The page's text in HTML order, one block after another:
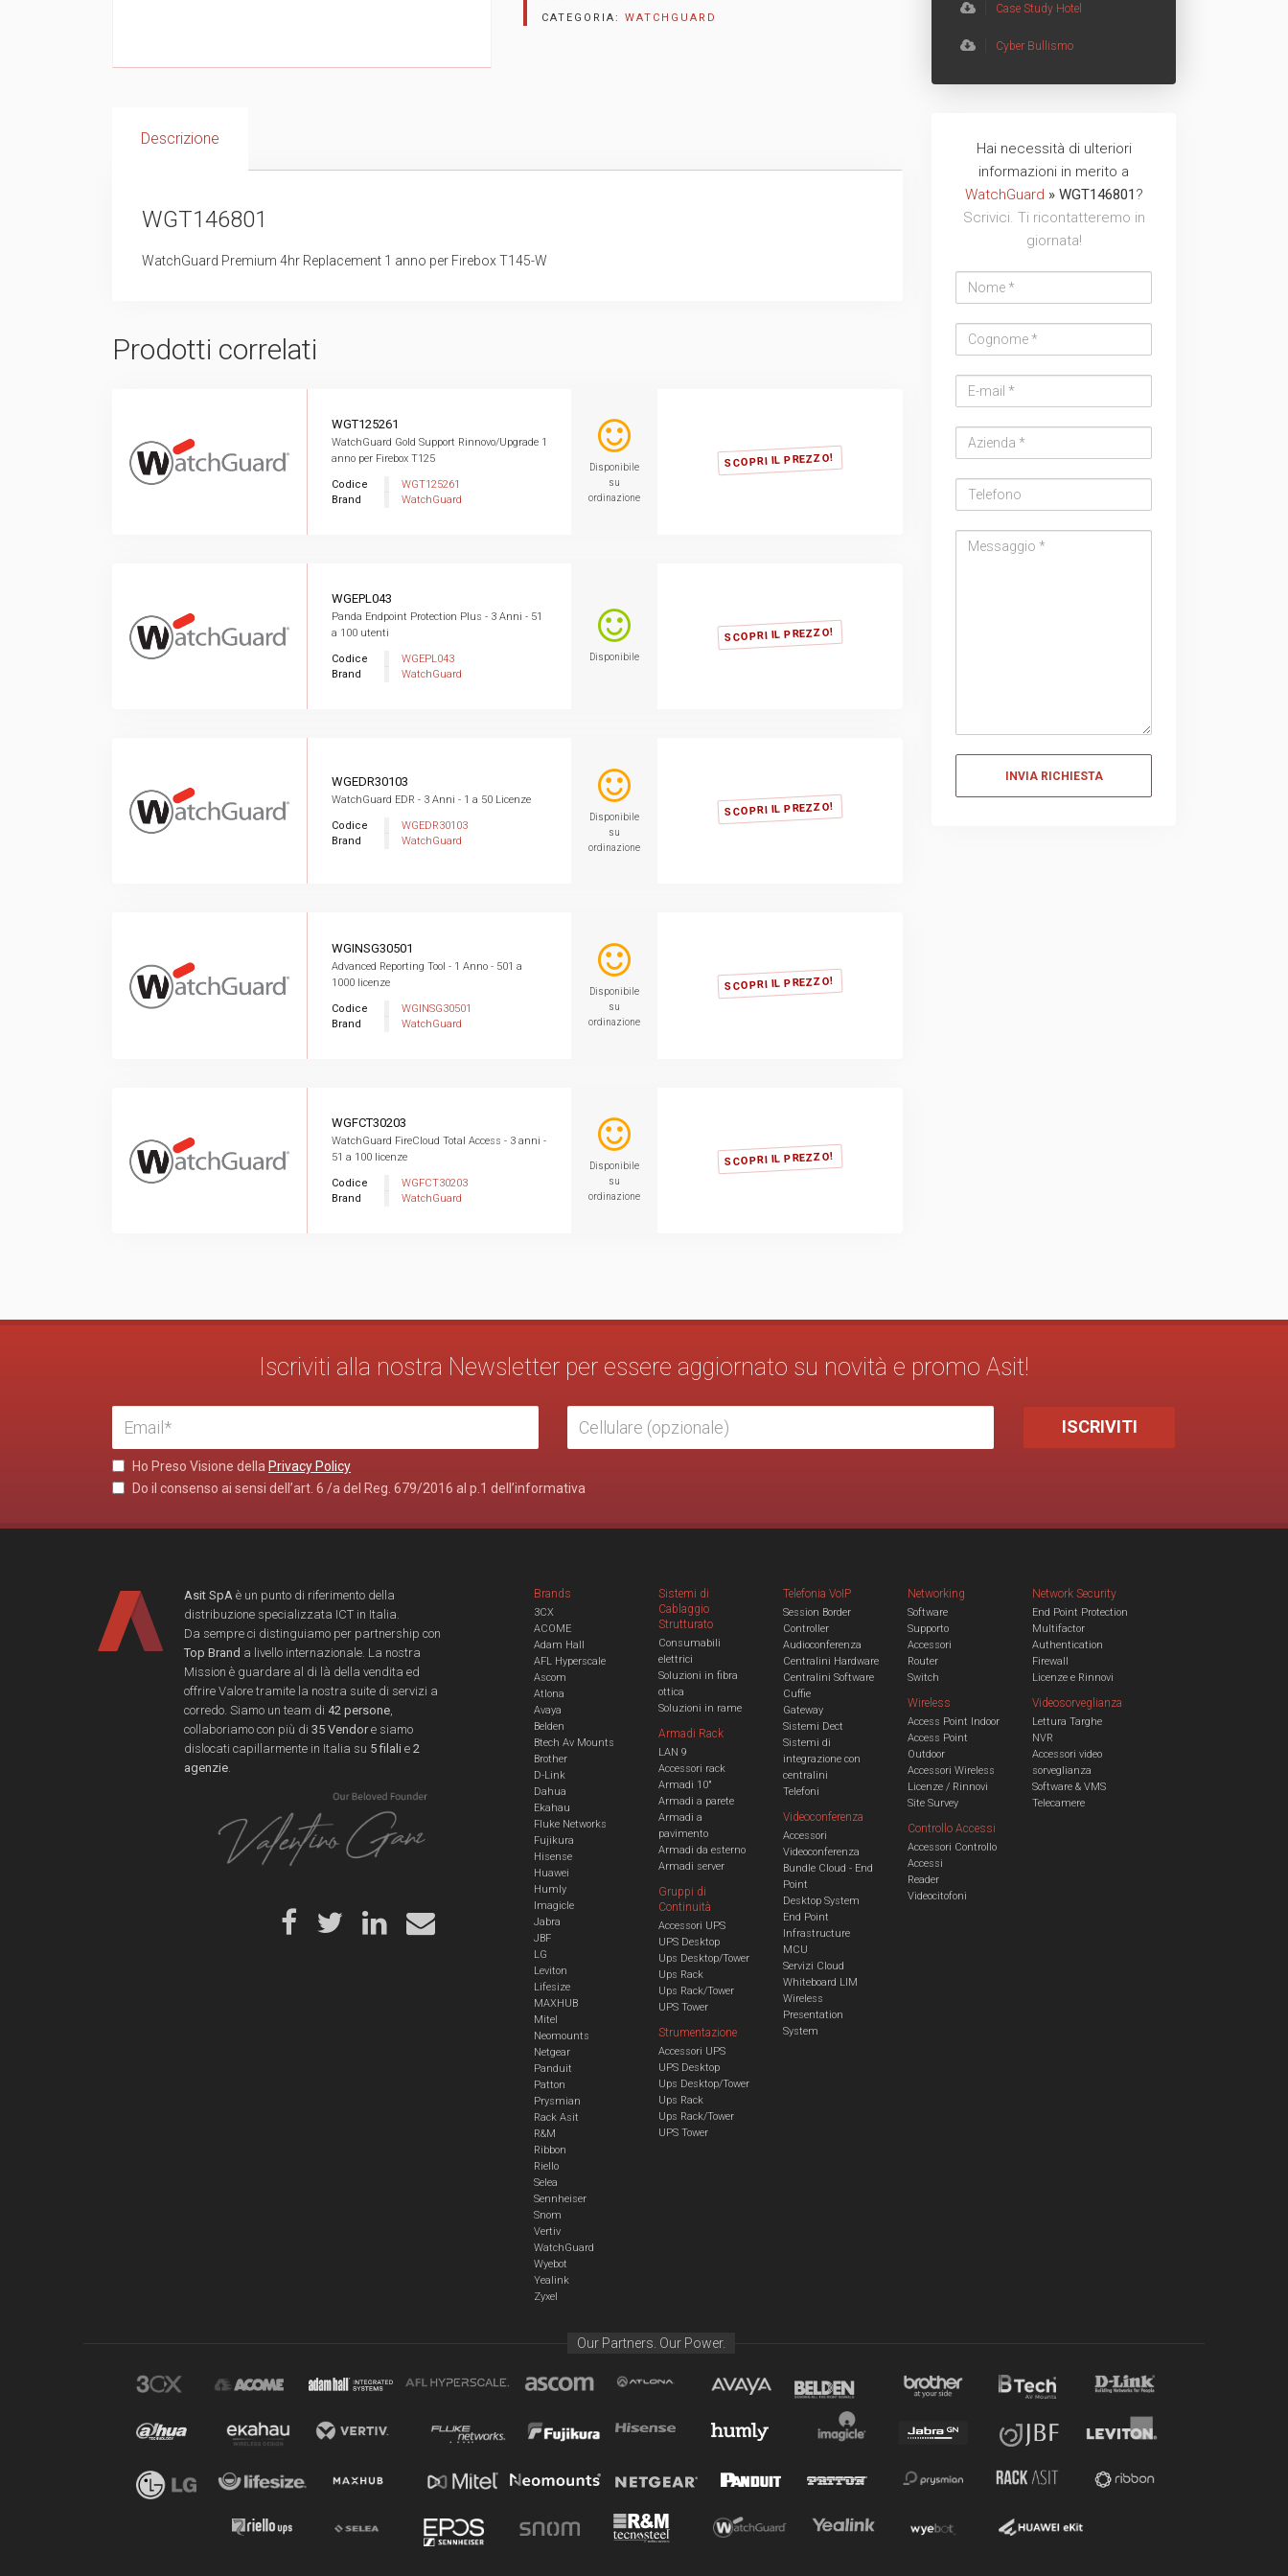
CATEGORIA: WATCHGUARD
Descrizione
WGT146801
WatchGuard Premium 4hr Replacement 1 anno per Firebox T145-W
Prodotti correlati
SCOPRI IL PREZZO!
WGT125261
WatchGuard Gold Support Rinnovo/Upgrade 1
anno per Firebox T125
Codice
WGT125261
Brand
WatchGuard
Disponibile
su
ordinazione
SCOPRI IL PREZZO!
WGEPL043
Panda Endpoint Protection Plus - 3 Anni - 51
a 100 utenti
Codice
WGEPL043
Brand
WatchGuard
Disponibile
SCOPRI IL PREZZO!
WGEDR30103
WatchGuard EDR - 3 Anni - 1 a 50 Licenze
Codice
WGEDR30103
Brand
WatchGuard
Disponibile
su
ordinazione
SCOPRI IL PREZZO!
WGINSG30501
Advanced Reporting Tool - 1 Anno - 501 a
1000 licenze
Codice
WGINSG30501
Brand
WatchGuard
Disponibile
su
ordinazione
SCOPRI IL PREZZO!
WGFCT30203
WatchGuard FireCloud Total Access - 3 anni -
51 a 100 licenze
Codice
WGFCT30203
Brand
WatchGuard
Disponibile
su
ordinazione
Case Study Hotel
Cyber Bullismo
Hai necessità di ulteriori
informazioni in merito a
WatchGuard » WGT146801 ?
Scrivici. Ti ricontatteremo in
giornata!
Iscriviti alla nostra Newsletter per essere aggiornato su novità e promo Asit!
Ho Preso Visione della Privacy Policy
Do il consenso ai sensi dell’art. 6 /a del Reg. 679/2016 al p.1 dell’informativa
Asit SpA è un punto di riferimento della
distribuzione specializzata ICT in Italia.
Da sempre ci distinguiamo per partnership con
Top Brand a livello internazionale. La nostra
Mission è guardare al di là della vendita ed
offrire Valore tramite la nostra suite di servizi a
corredo. Siamo un team di 42 persone
collaboriamo con più di 35 Vendore siamo
dislocati capillarmente in Italia su 5 filali e 2
agenzie
Brands
3CX
ACOME
Adam Hall
AFL Hyperscale
Ascom
Atlona
Avaya
Belden
Btech Av Mounts
Brother
D-Link
Dahua
Ekahau
Fluke Networks
Fujikura
Hisense
Huawei
Humly
Imagicle
Jabra
JBF
LG
Leviton
Lifesize
MAXHUB
Mitel
Neomounts
Netgear
Panduit
Patton
Prysmian
Rack Asit
R&M
Ribbon
Riello
Selea
Sennheiser
Snom
Vertiv
WatchGuard
Wyebot
Yealink
Zyxel
Sistemi di
Cablaggio
Strutturato
Consumabili
elettrici
Soluzioni in fibra
ottica
Soluzioni in rame
Armadi Rack
LAN 9
Accessori rack
Armadi 10"
Armadi a parete
Armadi a
pavimento
Armadi da esterno
Armadi server
Gruppi di
Continuità
Accessori UPS
UPS Desktop
Ups Desktop/Tower
Ups Rack
Ups Rack/Tower
UPS Tower
Strumentazione
Accessori UPS
UPS Desktop
Ups Desktop/Tower
Ups Rack
Ups Rack/Tower
UPS Tower
Telefonia VoIP
Session Border
Controller
Audioconferenza
Centralini Hardware
Centralini Software
Cuffie
Gateway
Sistemi Dect
Sistemi di
integrazione con
centralini
Telefoni
Videoconferenza
Accessori
Videoconferenza
Bundle Cloud - End
Point
Desktop System
End Point
Infrastructure
MCU
Servizi Cloud
Whiteboard LIM
Wireless
Presentation
System
Networking
Software
Supporto
Accessori
Router
Switch
Wireless
Access Point Indoor
Access Point
Outdoor
Accessori Wireless
Licenze / Rinnovi
Site Survey
Network Security
End Point Protection
Multifactor
Authentication
Firewall
Licenze e Rinnovi
Videosorveglianza
Lettura Targhe
NVR
Accessori video
sorveglianza
Software & VMS
Telecamere
Controllo Accessi
Accessori Controllo
Accessi
Reader
Videocitofoni